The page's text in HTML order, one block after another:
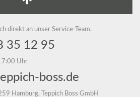
direkt an unser Service-Team.
35 12 95
Uhr
boss.de
Hamburg, Teppich Boss GmbH